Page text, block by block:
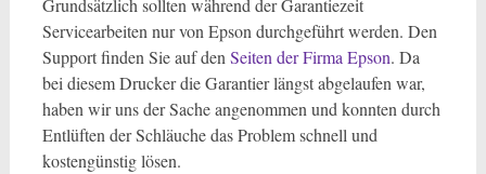
Grundsätzlich sollten während der Garantiezeit
Servicearbeiten nur von Epson durchgeführt werden. Den
Support finden Sie auf den Seiten der Firma Epson. Da
bei diesem Drucker die Garantier längst abgelaufen war,
haben wir uns der Sache angenommen und konnten durch
Entlüften der Schläuche das Problem schnell und
kostengünstig lösen.